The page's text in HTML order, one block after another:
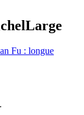
Fu : longue